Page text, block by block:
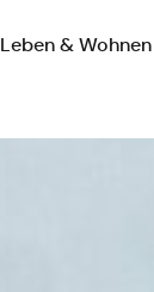
Leben & Wohnen